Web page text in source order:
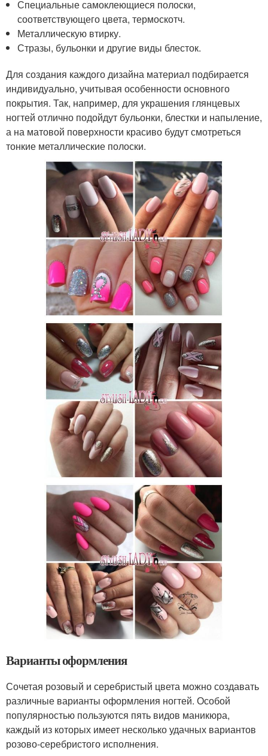
Специальные самоклеющиеся полоски,
соответствующего цвета, термоскотч.
Металлическую втирку.
Стразы, бульонки и другие виды блесток.
Для создания каждого дизайна материал подбирается
индивидуально, учитывая особенности основного
покрытия. Так, например, для украшения глянцевых
ногтей отлично подойдут бульонки, блестки и напыление,
а на матовой поверхности красиво будут смотреться
тонкие металлические полоски.
Варианты оформления
Сочетая розовый и серебристый цвета можно создавать
различные варианты оформления ногтей. Особой
популярностью пользуются пять видов маникюра,
каждый из которых имеет несколько удачных вариантов
розово-серебристого исполнения.